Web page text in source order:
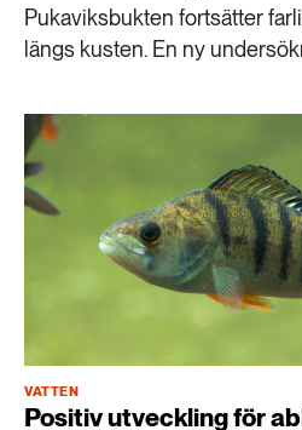
Pukaviksbukten fortsätter
längs kusten. En ny
mark, tång och sjögräs –
saneringsarbete.
VATTEN
Positiv utveckling för